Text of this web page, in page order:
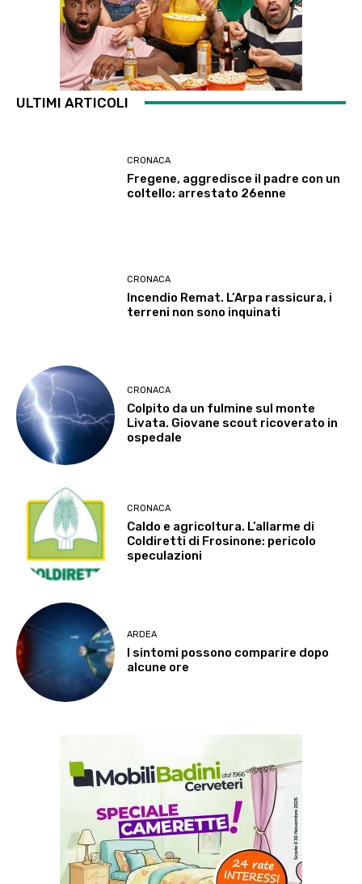
ULTIMI ARTICOLI
CRONACA
Fregene, aggredisce il padre con un
coltello: arrestato 26enne
CRONACA
Incendio Remat. L’Arpa rassicura, i
terreni non sono inquinati
CRONACA
Colpito da un fulmine sul monte
Livata. Giovane scout ricoverato in
ospedale
CRONACA
Caldo e agricoltura. L’allarme di
Coldiretti di Frosinone: pericolo
speculazioni
ARDEA
I sintomi possono comparire dopo
alcune ore